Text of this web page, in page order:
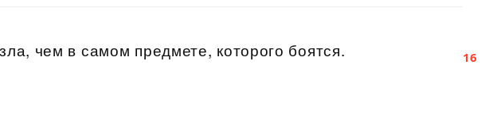
чем в самом предмете, которого боятся. 16